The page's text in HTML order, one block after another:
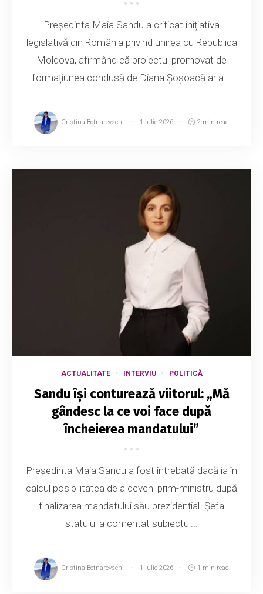
Președinta Maia Sandu a criticat inițiativa
legislativă din România privind unirea cu Republica
Moldova, afirmând că proiectul promovat de
formațiunea condusă de Diana Șoșoacă ar a...
Cristina Botnarevschi 1 iulie 2026 2 min read
ACTUALITATE INTERVIU POLITICĂ
Sandu își conturează viitorul: „Mă
gândesc la ce voi face după
încheierea mandatului”
Președinta Maia Sandu a fost întrebată dacă ia în
calcul posibilitatea de a deveni prim-ministru după
finalizarea mandatului său prezidențial. Șefa
statului a comentat subiectul...
Cristina Botnarevschi 1 iulie 2026 1 min read